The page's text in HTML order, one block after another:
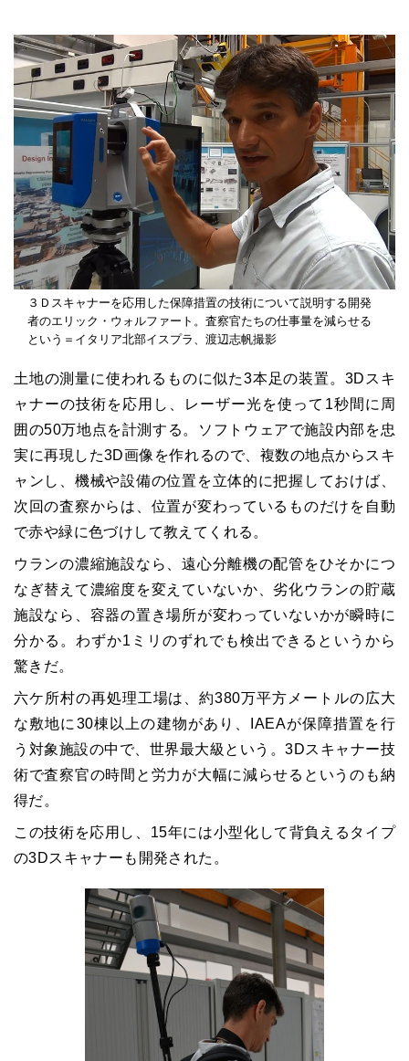
３Ｄスキャナーを応用した保障措置の技術について説明する開発
者のエリック・ウォルファート。査察官たちの仕事量を減らせる
という＝イタリア北部イスプラ、渡辺志帆撮影
土地の測量に使われるものに似た3本足の装置。 3D スキ
ャナーの技術を応用し、レーザー光を使って 1秒間に周
囲の50万地点を計測する。ソフトウェアで施設内部を忠
実に再現した3D画像を作れるので、複数の地点からスキ
ャンし、機械や設備の位置を立体的に把握しておけば、
次回の査察からは、位置が変わっているものだけを自動
で赤や緑に色づけして教えてくれる。
ウランの濃縮施設なら、遠心分離機の配管をひそかにつ
なぎ替えて濃縮度を変えていないか、劣化ウランの貯蔵
施設なら、容器の置き場所が変わっていないかが瞬時に
分かる。わずか1 ミリのずれでも検出できるというから
驚きだ。
六ケ所村の再処理工場は、約380万平方メートルの広大
な敷地に 30棟以上の建物があり、 IAEAが保障措置を行
う対象施設の中で、世界最大級という。3Dスキャナー技
術で査察官の時間と労力が大幅に減らせるというのも納
得だ。
この技術を応用し、 15年には小型化して背負えるタイプ
の3Dスキャナーも開発された。